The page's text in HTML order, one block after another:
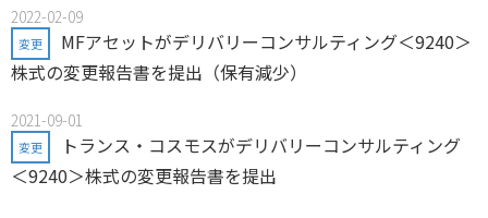
2022-02-09
変更
MFアセットがデリバリーコンサルティング＜9240＞
株式の変更報告書を提出（保有減少）
2021-09-01
変更
トランス・コスモスがデリバリーコンサルティング
＜9240＞株式の変更報告書を提出